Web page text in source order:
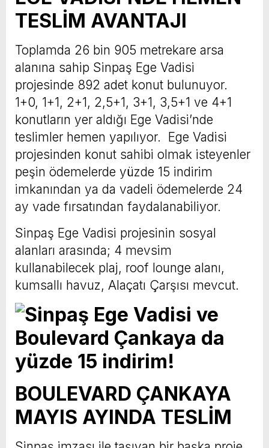
TESLİM AVANTAJI
Toplamda 26 bin 905 metrekare arsa
alanına sahip Sinpaş Ege Vadisi
projesinde 892 adet konut bulunuyor.
1+0, 1+1, 2+1, 2,5+1, 3+1, 3,5+1 ve 4+1
konutların yer aldığı Ege Vadisi’nde
teslimler hemen yapılıyor. Ege Vadisi
projesinden konut sahibi olmak isteyenler
peşin ödemelerde yüzde 15 indirim
imkanından ya da vadeli ödemelerde 24
ay vade fırsatından faydalanabiliyor.
Sinpaş Ege Vadisi projesinin sosyal
alanları arasında; 4 mevsim
kullanabilecek plaj, roof lounge alanı,
kumsallı havuz, Alaçatı Çarşısı mevcut.
BOULEVARD ÇANKAYA
MAYIS AYINDA TESLİM